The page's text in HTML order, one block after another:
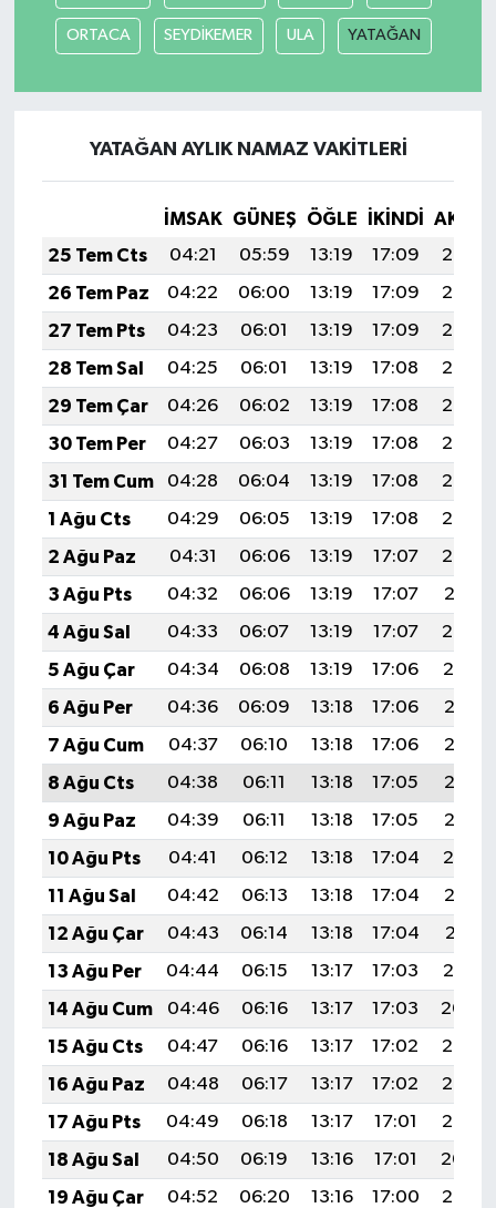
ORTACA SEYDİKEMER ULA YATAĞAN
YATAĞAN AYLIK NAMAZ VAKITLERI
İMSAK GÜNEŞ ÖĞLE İKINDI
25 Tem Cts
04:21 05:59 13:19 17:09
20:29
26 Tem Paz
04:22 06:00 13:19 17:09
20:28
27 Tem Pts
04:23 06:01 13:19 17:09
20:27
28 Tem Sal
04:25 06:01 13:19 17:08
20:27
29 Tem Çar
04:26 06:02 13:19 17:08
20:26
30 Tem Per
04:27 06:03 13:19 17:08
20:25
31 Tem Cum
04:28 06:04 13:19 17:08
20:24
1 Ağu Cts
04:29 06:05 13:19 17:08
20:23
2 Ağu Paz
04:31 06:06 13:19 17:07
20:22
3 Ağu Pts
04:32 06:06 13:19 17:07
20:21
4 Ağu Sal
04:33 06:07 13:19 17:07
20:20
5 Ağu Çar
04:34 06:08 13:19 17:06
20:19
6 Ağu Per
04:36 06:09 13:18 17:06
20:18
7 Ağu Cum
04:37 06:10 13:18 17:06
20:17
8 Ağu Cts
04:38 06:11 13:18 17:05
20:16
9 Ağu Paz
04:39 06:11 13:18 17:05
20:15
10 Ağu Pts
04:41 06:12 13:18 17:04
20:14
11 Ağu Sal
04:42 06:13 13:18 17:04
20:13
12 Ağu Çar
04:43 06:14 13:18 17:04
20:11
13 Ağu Per
04:44 06:15 13:17 17:03
20:10
14 Ağu Cum
04:46 06:16 13:17 17:03
20:09
15 Ağu Cts
04:47 06:16 13:17 17:02
20:08
16 Ağu Paz
04:48 06:17 13:17 17:02
20:06
17 Ağu Pts
04:49 06:18 13:17 17:01
20:05
18 Ağu Sal
04:50 06:19 13:16 17:01
20:04
19 Ağu Çar
04:52 06:20 13:16 17:00
20:03